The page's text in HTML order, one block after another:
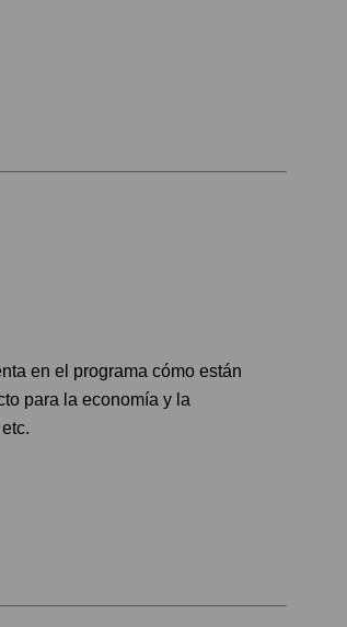
en el programa cómo están
para la economía y la